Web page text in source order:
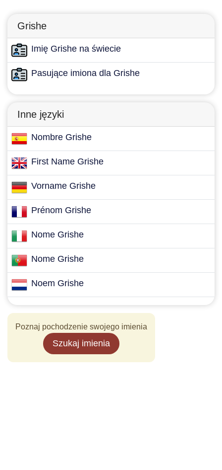
Grishe
Imię Grishe na świecie
Pasujące imiona dla Grishe
Inne języki
Nombre Grishe
First Name Grishe
Vorname Grishe
Prénom Grishe
Nome Grishe
Nome Grishe
Noem Grishe
Poznaj pochodzenie swojego imienia
Szukaj imienia